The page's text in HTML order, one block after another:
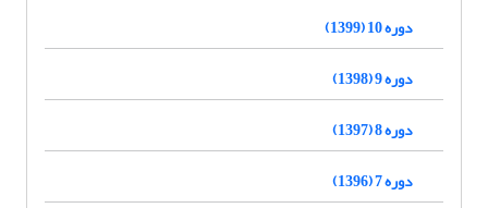
دوره 10 (1399)
دوره 9 (1398)
دوره 8 (1397)
دوره 7 (1396)